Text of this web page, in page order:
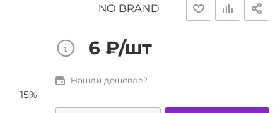
NO BRAND
15%
6 ₽/шт
Нашли дешевле?